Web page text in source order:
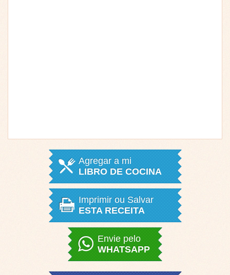
Agregar a mi
LIBRO DE COCINA
Imprimir ou Salvar
ESTA RECEITA
Envie pelo
WHATSAPP